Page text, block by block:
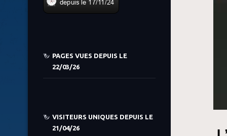
PAGES VUES DEPUIS LE
22/03/26
VISITEURS UNIQUES DEPUIS LE
21/04/26